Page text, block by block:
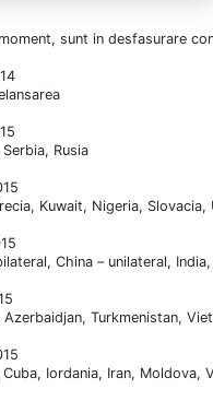
sunt in desfasurare
Serbia, Rusia
, Kuwait, Nigeria, Slovacia,
China – unilateral,
Azerbaidjan, Turkmenistan,
Cuba, Iordania, Iran, Moldova,